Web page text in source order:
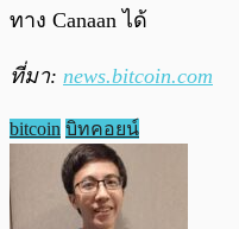
ทาง Canaan ได้
ที่มา: news.bitcoin.com
bitcoin บิทคอยน์